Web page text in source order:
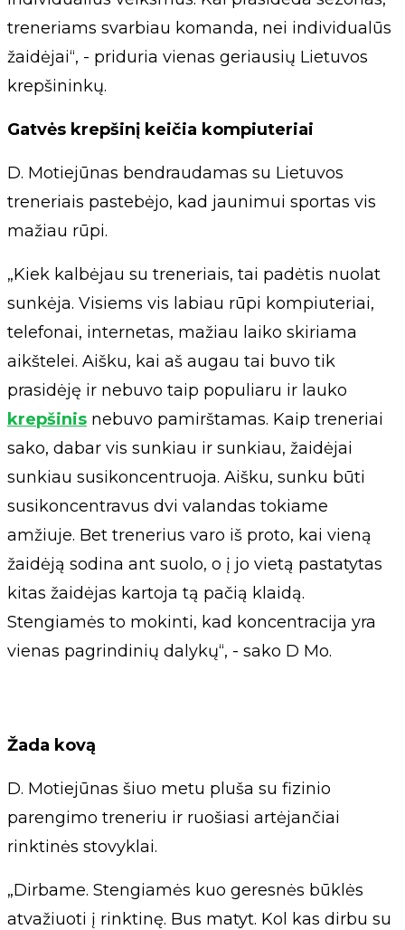
treneriams svarbiau komanda, nei individualūs
žaidėjai“, - priduria vienas geriausių Lietuvos
krepšininkų.
Gatvės krepšinį keičia kompiuteriai
D. Motiejūnas bendraudamas su Lietuvos
treneriais pastebėjo, kad jaunimui sportas vis
mažiau rūpi.
„Kiek kalbėjau su treneriais, tai padėtis nuolat
sunkėja. Visiems vis labiau rūpi kompiuteriai,
telefonai, internetas, mažiau laiko skiriama
aikštelei. Aišku, kai aš augau tai buvo tik
prasidėję ir nebuvo taip populiaru ir lauko
krepšinis nebuvo pamirštamas. Kaip treneriai
sako, dabar vis sunkiau ir sunkiau, žaidėjai
sunkiau susikoncentruoja. Aišku, sunku būti
susikoncentravus dvi valandas tokiame
amžiuje. Bet trenerius varo iš proto, kai vieną
žaidėją sodina ant suolo, o į jo vietą pastatytas
kitas žaidėjas kartoja tą pačią klaidą.
Stengiamės to mokinti, kad koncentracija yra
vienas pagrindinių dalykų“, - sako D Mo.
Žada kovą
D. Motiejūnas šiuo metu pluša su fizinio
parengimo treneriu ir ruošiasi artėjančiai
rinktinės stovyklai.
„Dirbame. Stengiamės kuo geresnės būklės
atvažiuoti į rinktinę. Bus matyt. Kol kas dirbu su